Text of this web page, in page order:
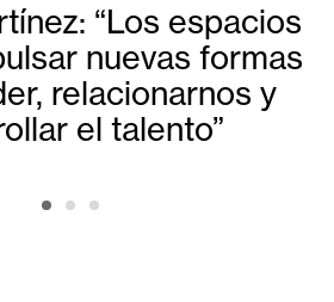
“Los espacios
nuevas formas
relacionarnos y
el talento”